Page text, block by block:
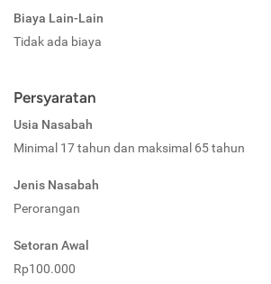
Biaya Lain-Lain
Tidak ada biaya
Persyaratan
Usia Nasabah
Minimal 17 tahun dan maksimal 65 tahun
Jenis Nasabah
Perorangan
Setoran Awal
Rp100.000